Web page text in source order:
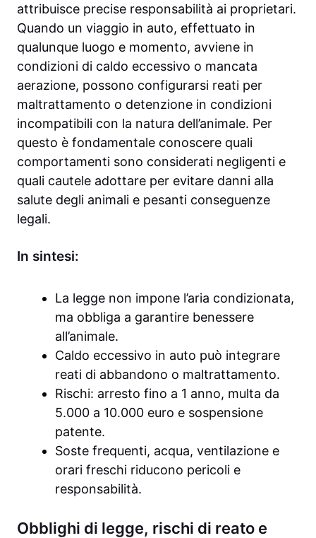
attribuisce precise responsabilità ai proprietari.
Quando un viaggio in auto, effettuato in
qualunque luogo e momento, avviene in
condizioni di caldo eccessivo o mancata
aerazione, possono configurarsi reati per
maltrattamento o detenzione in condizioni
incompatibili con la natura dell’animale. Per
questo è fondamentale conoscere quali
comportamenti sono considerati negligenti e
quali cautele adottare per evitare danni alla
salute degli animali e pesanti conseguenze
legali.
In sintesi:
La legge non impone l’aria condizionata,
ma obbliga a garantire benessere
all’animale.
Caldo eccessivo in auto può integrare
reati di abbandono o maltrattamento.
Rischi: arresto fino a 1 anno, multa da
5.000 a 10.000 euro e sospensione
patente.
Soste frequenti, acqua, ventilazione e
orari freschi riducono pericoli e
responsabilità.
Obblighi di legge, rischi di reato e